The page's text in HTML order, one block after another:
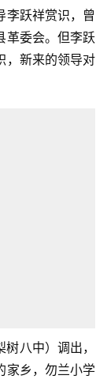
李跃祥赏识，曾
革委会。但李跃
，新来的领导对
八中）调出，
家乡，勿兰小学